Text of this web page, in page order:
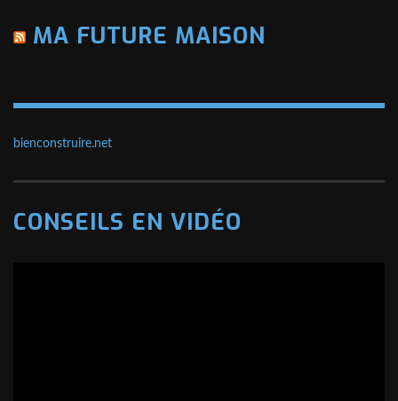
MA FUTURE MAISON
bienconstruire.net
CONSEILS EN VIDÉO